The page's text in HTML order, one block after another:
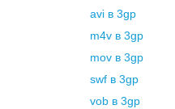
avi в 3gp
m4v в 3gp
mov в 3gp
swf в 3gp
vob в 3gp